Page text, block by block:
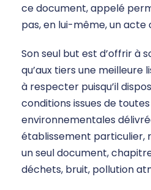
ce document, appelé
pas, en lui-même, un
Son seul but est d’offrir à
qu’aux tiers une meilleure
à respecter puisqu’il
conditions issues de
environnementales
établissement particulier,
un seul document,
déchets, bruit, pollution